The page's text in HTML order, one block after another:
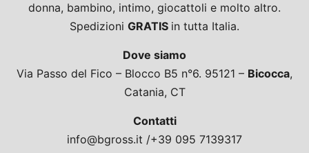
donna, bambino, intimo, giocattoli e molto altro.
Spedizioni GRATIS in tutta Italia.
Dove siamo
Via Passo del Fico – Blocco B5 n°6. 95121 – Bicocca,
Catania, CT
Contatti
info@bgross.it /+39 095 7139317